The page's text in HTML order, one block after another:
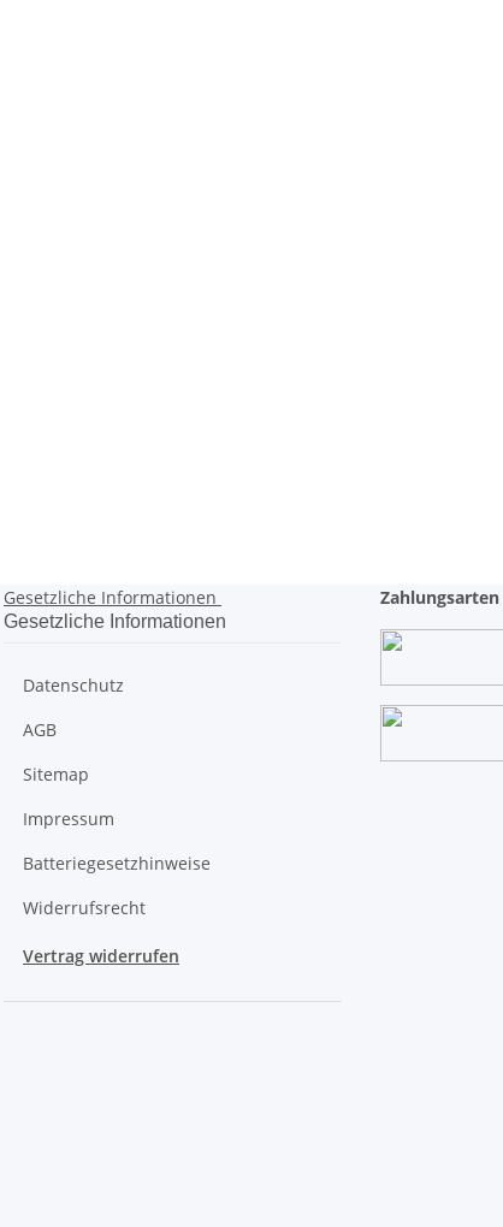
Gesetzliche Informationen
Gesetzliche Informationen
Datenschutz
AGB
Sitemap
Impressum
Batteriegesetzhinweise
Widerrufsrecht
Vertrag widerrufen
Zahlungsarten